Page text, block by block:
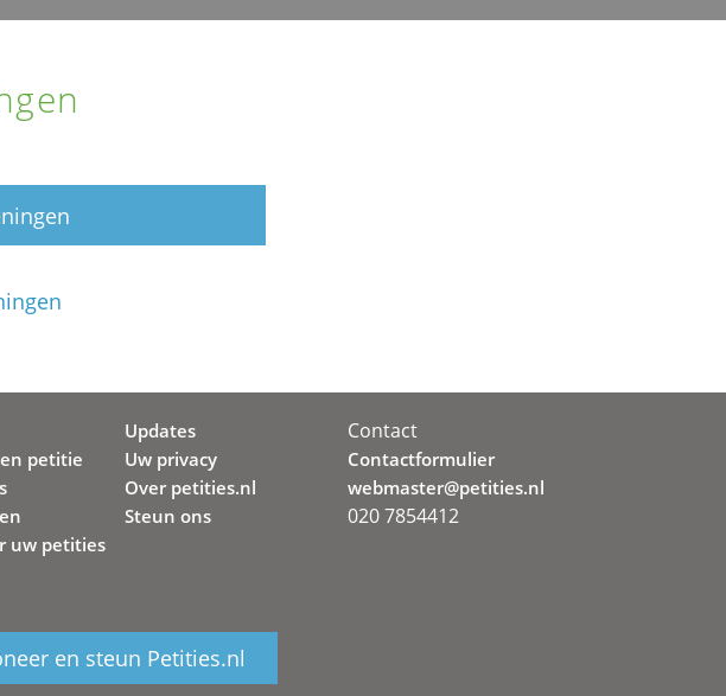
petitie
uw petities
Updates
Uw privacy
Over petities.nl
Steun ons
en steun Petities.nl
Contact
Contactformulier
webmaster@petities.nl
020 7854412